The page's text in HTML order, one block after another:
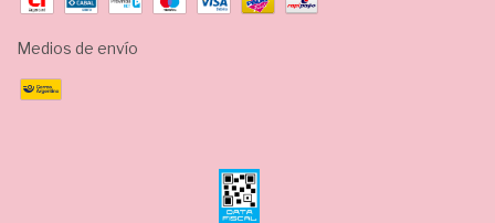
Medios de envío